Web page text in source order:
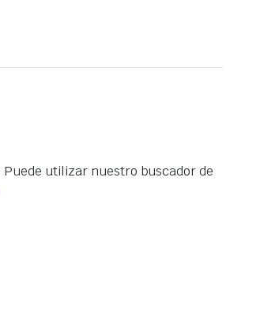
utilizar nuestro buscador de